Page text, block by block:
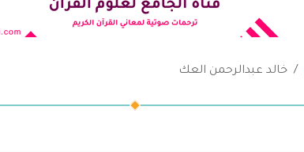
خالد عبدالرحمن العك